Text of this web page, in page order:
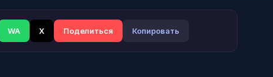
WA X Поделиться Копировать